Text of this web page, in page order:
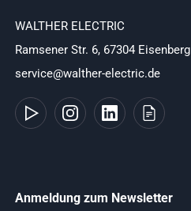
WALTHER ELECTRIC
Ramsener Str. 6, 67304 Eisenberg
service@walther-electric.de
Anmeldung zum Newsletter